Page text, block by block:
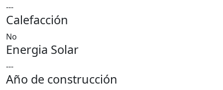
---
Calefacción
No
Energia Solar
---
Año de construcción